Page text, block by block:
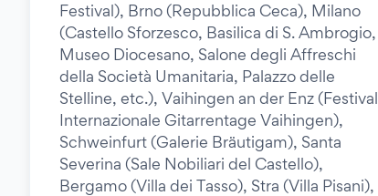
Festival), Brno (Repubblica Ceca), Milano
(Castello Sforzesco, Basilica di S. Ambrogio,
Museo Diocesano, Salone degli Affreschi
della Società Umanitaria, Palazzo delle
Stelline, etc.), Vaihingen an der Enz (Festival
Internazionale Gitarrentage Vaihingen),
Schweinfurt (Galerie Bräutigam), Santa
Severina (Sale Nobiliari del Castello),
Bergamo (Villa dei Tasso), Stra (Villa Pisani),